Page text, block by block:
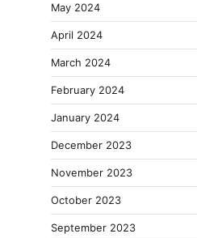
May 2024
April 2024
March 2024
February 2024
January 2024
December 2023
November 2023
October 2023
September 2023